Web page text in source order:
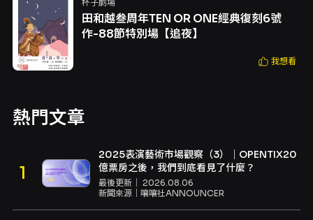
杯子劇場
田和越叁周年TEN OR ONE經典復刻6號
作-88節特別場【追夜】
我想看
熱門文章
2025表演藝術市場觀察（3）｜OPENTIX20
億票房之後，我們到底看見了什麼？
最後更新｜ 2026.08.06
新聞來源｜ 嚷嚷社ANNOUNCER